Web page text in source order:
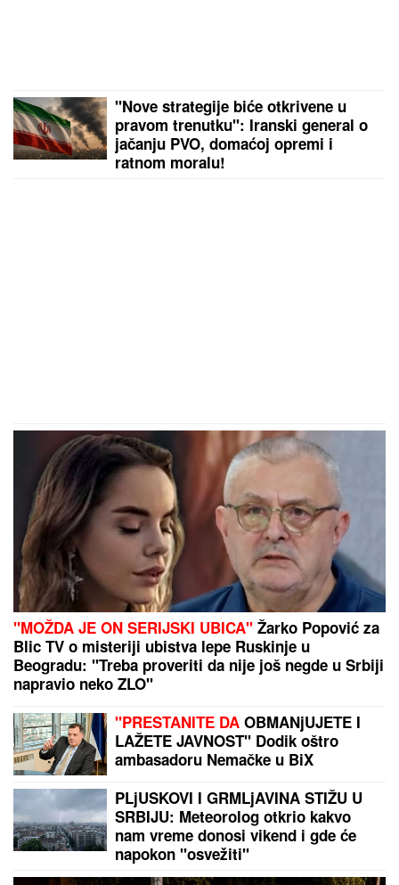
"Nove strategije biće otkrivene u
pravom trenutku": Iranski general o
jačanju PVO, domaćoj opremi i
ratnom moralu!
"MOŽDA JE ON SERIJSKI UBICA" Žarko Popović za
Blic TV o misteriji ubistva lepe Ruskinje u
Beogradu: "Treba proveriti da nije još negde u Srbiji
napravio neko ZLO"
"PRESTANITE DA OBMANjUJETE I
LAŽETE JAVNOST" Dodik oštro
ambasadoru Nemačke u BiX
PLjUSKOVI I GRMLjAVINA STIŽU U
SRBIJU: Meteorolog otkrio kakvo
nam vreme donosi vikend i gde će
napokon "osvežiti"